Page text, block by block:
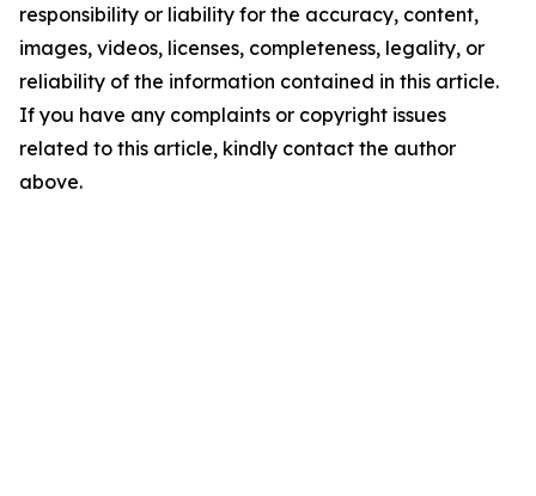
responsibility or liability for the accuracy, content,
images, videos, licenses, completeness, legality, or
reliability of the information contained in this article.
If you have any complaints or copyright issues
related to this article, kindly contact the author
above.